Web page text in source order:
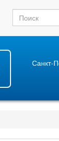
Санкт-